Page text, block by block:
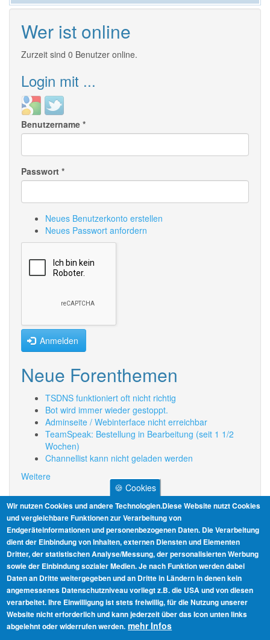
Wer ist online
Zurzeit sind 0 Benutzer online.
Login mit ...
Login
with
Google
Login
with
Twitter
Benutzername *
Passwort *
Neues Benutzerkonto erstellen
Neues Passwort anfordern
Anmelden
Neue Forenthemen
TSDNS funktioniert oft nicht richtig
Bot wird immer wieder gestoppt.
Adminseite / Webinterface nicht erreichbar
TeamSpeak: Bestellung in Bearbeitung (seit 1 1/2
Wochen)
Channellist kann nicht geladen werden
Weitere
Informationen
AGB
Datenschutz
Impressum
Link zur OS-Plattform
Widerrufsrecht
🍪 Cookies
Wir nutzen Cookies und andere Technologien.Diese Website nutzt Cookies
und vergleichbare Funktionen zur Verarbeitung von
Endgeräteinformationen und personenbezogenen Daten. Die Verarbeitung
dient der Einbindung von Inhalten, externen Diensten und Elementen
Dritter, der statistischen Analyse/Messung, der personalisierten Werbung
sowie der Einbindung sozialer Medien. Je nach Funktion werden dabei
Daten an Dritte weitergegeben und an Dritte in Ländern in denen kein
angemessenes Datenschutzniveau vorliegt z.B. die USA und von diesen
verarbeitet. Ihre Einwilligung ist stets freiwillig, für die Nutzung unserer
Website nicht erforderlich und kann jederzeit über das Icon unten links
abgelehnt oder widerrufen werden. mehr Infos